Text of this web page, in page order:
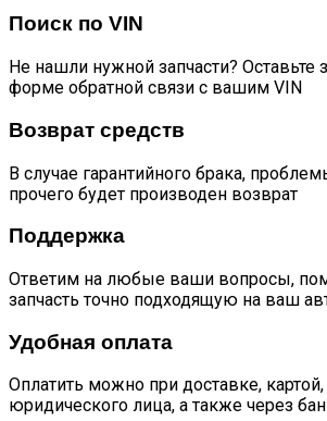
Поиск по VIN
Не нашли нужной запчасти? Оставьте
форме обратной связи с вашим VIN
Возврат средств
В случае гарантийного брака,
прочего будет производен возврат
Поддержка
Ответим на любые ваши вопросы,
запчасть точно подходящую на ваш
Удобная оплата
Оплатить можно при доставке,
юридического лица, а также через